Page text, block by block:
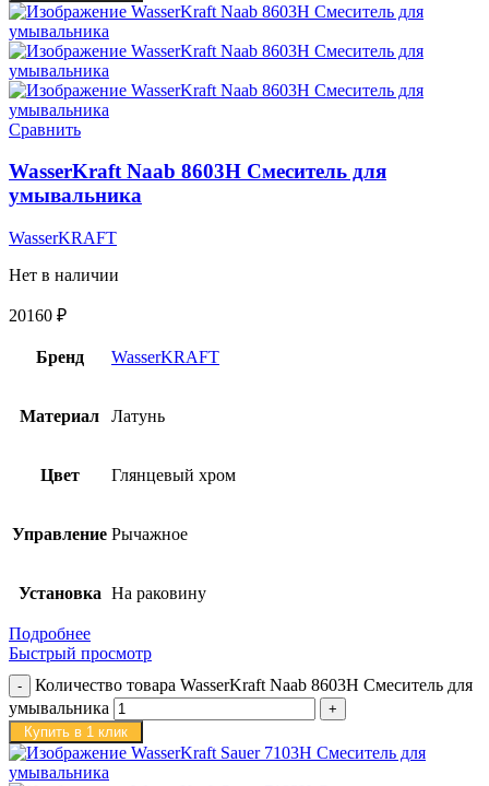
Сравнить
WasserKraft Naab 8603H Смеситель для
умывальника
WasserKRAFT
Нет в наличии
20160 ₽
Бренд WasserKRAFT
Материал Латунь
Цвет Глянцевый хром
Управление Рычажное
Установка На раковину
Подробнее
Быстрый просмотр
Количество товара WasserKraft Naab 8603H Смеситель для
умывальника
Купить в 1 клик